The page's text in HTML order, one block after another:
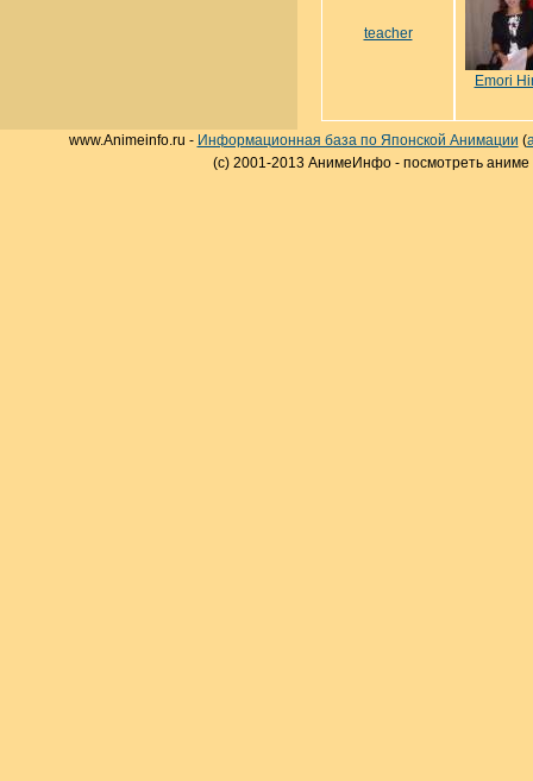
teacher
Emori
www.Animeinfo.ru - Информационная база по Японской Анимации (
(c) 2001-2013 АнимеИнфо - посмотреть аниме